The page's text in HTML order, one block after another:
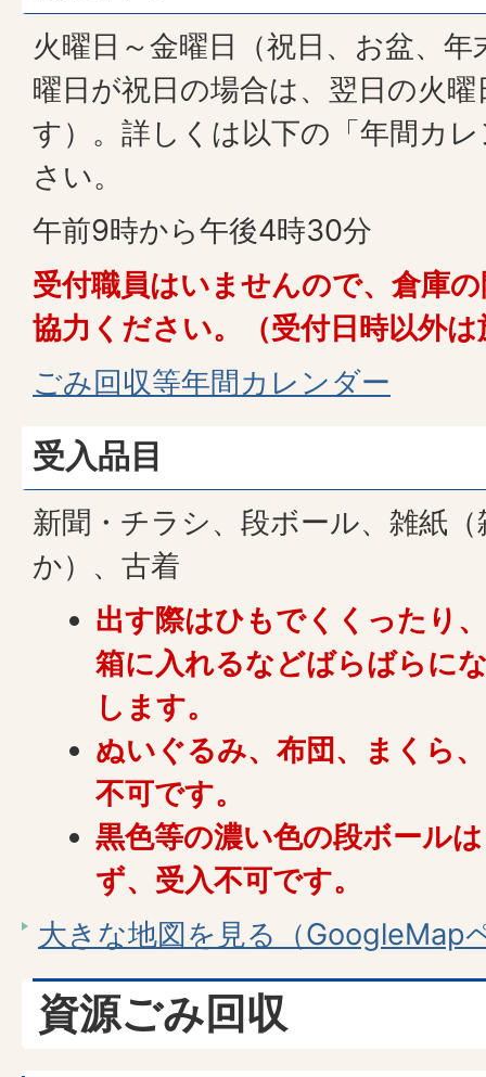
火曜日～金曜日（祝日、お盆、
曜日が祝日の場合は、翌日の火
す）。詳しくは以下の「年間カ
さい。
午前9時から午後4時30分
受付職員はいませんので、倉庫
協力ください。（受付日時以外
ごみ回収等年間カレンダー
受入品目
新聞・チラシ、段ボール、雑紙
か）、古着
出す際はひもでくくったり
箱に入れるなどばらばらに
します。
ぬいぐるみ、布団、まくら
不可です。
黒色等の濃い色の段ボール
ず、受入不可です。
大きな地図を見る（GoogleMap
資源ごみ回収